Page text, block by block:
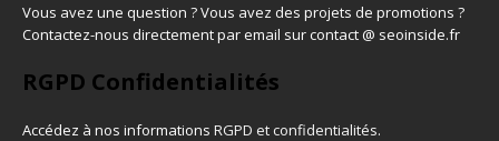
Vous avez une question ? Vous avez des projets de promotions ?
Contactez-nous directement par email sur contact @ seoinside.fr
RGPD Confidentialités
Accédez à nos informations RGPD et confidentialités.